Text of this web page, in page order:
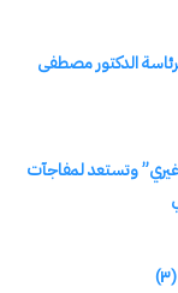
نسخ الرابط
الدكتور مصطفى
وتستعد لمفاجآت